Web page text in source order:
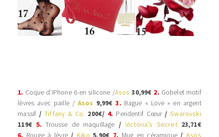
1. Coque d’iPhone 6 en silicone /Asos 30,99€ 2. Gobelet motif
lèvres avec paille / Asos 9,99€3. Bague « Love » en argent
massif /Tiffany & Co. 200€/ 4. Pendentif Cœur/Swarovski
119€ 5.Trousse de maquillage / Victoria’s Secret23,71€